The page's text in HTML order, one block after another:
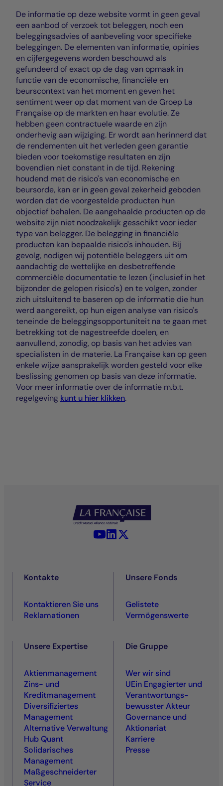
De informatie op deze website vormt in geen geval
een aanbod of verzoek tot beleggen, noch een
beleggingsadvies of aanbeveling voor specifieke
beleggingen. De elementen van informatie, opinies
en cijfergegevens worden beschouwd als
gefundeerd of exact op de dag van opmaak in
functie van de economische, financiële en
beurscontext van het moment en geven het
sentiment weer op dat moment van de Groep La
Française op de markten en haar evolutie. Ze
hebben geen contractuele waarde en zijn
onderhevig aan wijziging. Er wordt aan herinnerd dat
de rendementen uit het verleden geen garantie
bieden voor toekomstige resultaten en zijn
bovendien niet constant in de tijd. Rekening
houdend met de risico's van economische en
beursorde, kan er in geen geval zekerheid geboden
worden dat de voorgestelde producten hun
objectief behalen. De aangehaalde producten op de
website zijn niet noodzakelijk gesschikt voor ieder
type van belegger. De belegging in financiële
producten kan bepaalde risico's inhouden. Bij
gevolg, nodigen wij potentiële beleggers uit om
aandachtig de wettelijke en desbetreffende
commerciële documentatie te lezen (inclusief in het
bijzonder de gelopen risico's) en te volgen, zonder
zich uitsluitend te baseren op de informatie die hun
werd aangereikt, op hun eigen analyse van risico's
teneinde de beleggingsopportuniteit na te gaan met
betrekking tot de nagestreefde doelen, en
aanvullend, zonodig, op basis van het advies van
specialisten in de materie. La Française kan op geen
enkele wijze aansprakelijk worden gesteld voor elke
beslissing genomen op basis van deze informatie.
Voor meer informatie over de informatie m.b.t.
regelgeving kunt u hier klikken.
YouTube - La Française
LinkedIn - La Française
Kontakte
Kontaktieren Sie uns
Reklamationen
Unsere Fonds
Gelistete
Vermögenswerte
Unsere Expertise
Aktienmanagement
Zins- und
Kreditmanagement
Diversifiziertes
Management
Alternative Verwaltung
Hub Quant
Solidarisches
Management
Maßgeschneiderter
Service
Die Gruppe
Wer wir sind
UEin Engagierter und
Ver­antwortungs­
bewusster Akteur
Governance und
Aktionariat
Karriere
Presse